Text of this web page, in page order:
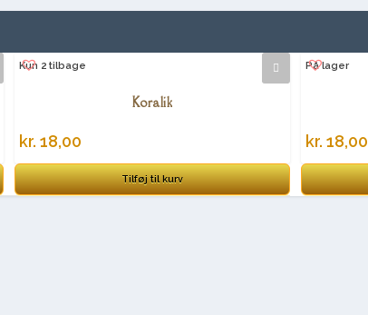
Kun 2 tilbage
Koralik
kr. 18,00
Tilføj til kurv
På lager
kr. 18,00